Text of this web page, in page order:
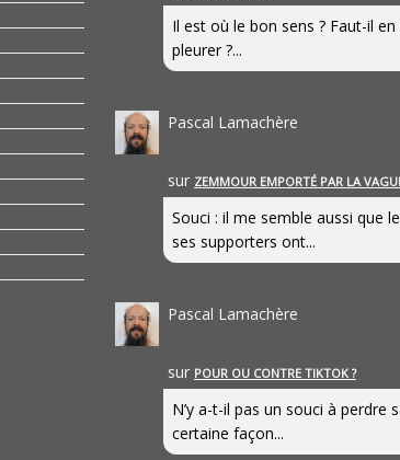
Il est où le bon sens ? Faut-il
pleurer ?...
Pascal Lamachère
sur ZEMMOUR EMPORTÉ PAR LA
Souci : il me semble aussi que
ses supporters ont...
Pascal Lamachère
sur POUR OU CONTRE TIKTOK ?
N’y a-t-il pas un souci à perdre
certaine façon...